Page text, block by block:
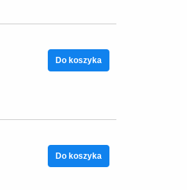
Do koszyka
Do koszyka